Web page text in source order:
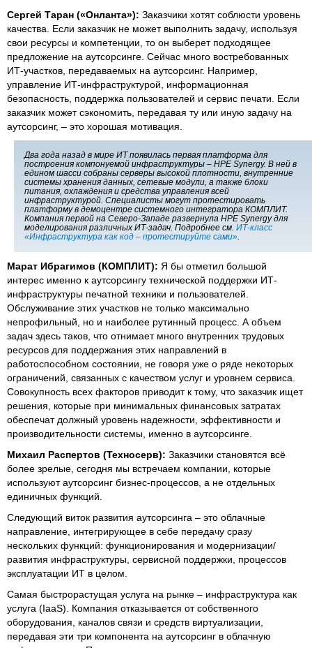
Сергей Таран («Онланта»): Заказчики хотят соблюсти уровень
качества. Если заказчик не может выполнить задачу, используя
свои ресурсы и компетенции, то он выберет подходящее
предложение на аутсорсинге. Сейчас много востребованных
ИТ-участков, передаваемых на аутсорсинг. Например,
управление ИТ-инфраструктурой, информационная
безопасность, поддержка пользователей и сервис печати. Если
заказчик может сэкономить, передавая ту или иную задачу на
аутсорсинг, – это хорошая мотивация.
Два года назад в мире ИТ появилась первая платформа для
построения компонуемой инфраструктуры – HPE Synergy. В ней в
едином шасси собраны серверы высокой плотности, внутренние
системы хранения данных, сетевые модули, а также блоки
питания, охлаждения и средства управления всей
инфраструктурой. Специалисты могут протестировать
платформу в демоцентре системного интегратора КОМПЛИТ.
Компания первой на Северо-Западе развернула HPE Synergy для
моделирования различных ИТ-задач. Подробнее см. ИТ-класс
«Инфраструктура как код – протестируйте сами»
Марат Ибрагимов (КОМПЛИТ): Я бы отметил большой
интерес именно к аутсорсингу технической поддержки ИТ-
инфраструктуры печатной техники и пользователей.
Обслуживание этих участков не только максимально
непрофильный, но и наиболее рутинный процесс. А объем
задач здесь таков, что отнимает много внутренних трудовых
ресурсов для поддержания этих направлений в
работоспособном состоянии, не говоря уже о ряде некоторых
ограничений, связанных с качеством услуг и уровнем сервиса.
Совокупность всех факторов приводит к тому, что заказчик ищет
решения, которые при минимальных финансовых затратах
обеспечат должный уровень надежности, эффективности и
производительности системы, именно в аутсорсинге.
Михаил Распертов (Техносерв): Заказчики становятся всё
более зрелые, сегодня мы встречаем компании, которые
используют аутсорсинг бизнес-процессов, а не отдельных
единичных функций.
Следующий виток развития аутсорсинга – это облачные
направление, интегрирующее в себе передачу сразу
нескольких функций: функционирования и модернизации/
развития инфраструктуры, сервисной поддержки, процессов
эксплуатации ИТ в целом.
Самая быстрорастущая услуга на рынке – инфраструктура как
услуга (IaaS). Компания отказывается от собственного
оборудования, каналов связи и средств виртуализации,
передавая эти три компонента на аутсорсинг в облачную